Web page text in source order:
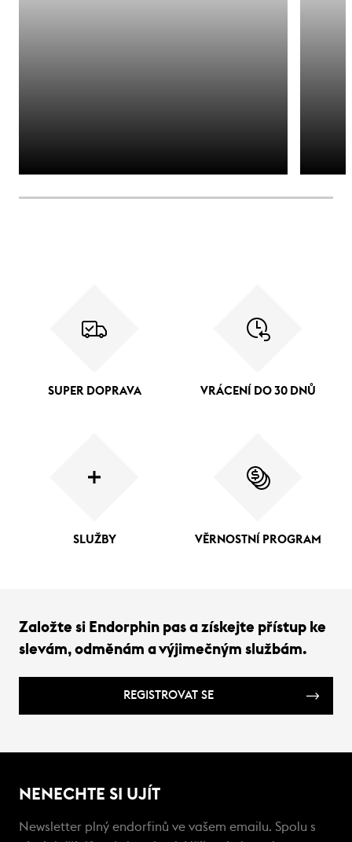
SUPER DOPRAVA VRÁCENÍ DO 30 DNŮ
SLUŽBY VĚRNOSTNÍ PROGRAM
Založte si Endorphin pas a získejte přístup ke
slevám, odměnám a výjimečným službám.
REGISTROVAT SE
NENECHTE SI UJÍT
Newsletter plný endorfinů ve vašem emailu. Spolu s